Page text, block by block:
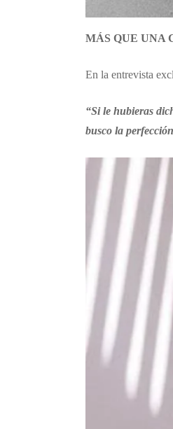
MÁS QUE UNA
En la entrevista
“Si le hubieras
busco la